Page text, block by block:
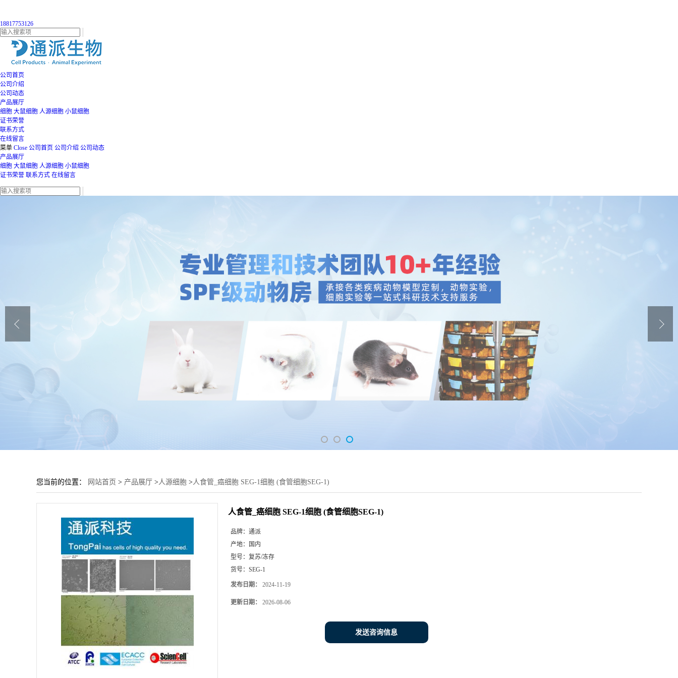
18817753126
公司首页
公司介绍
公司动态
产品展厅
细胞 大鼠细胞 人源细胞 小鼠细胞
证书荣誉
联系方式
在线留言
菜单 Close 公司首页 公司介绍 公司动态
产品展厅
细胞 大鼠细胞 人源细胞 小鼠细胞
证书荣誉 联系方式 在线留言
您当前的位置： 网站首页 > 产品展厅 >人源细胞 >人食管_癌细胞 SEG-1细胞 (食管细胞SEG-1)
人食管_癌细胞 SEG-1细胞 (食管细胞SEG-1)
品牌： 通派
产地：
国内
型号： 复苏/冻存
货号： SEG-1
发布日期： 2024-11-19
更新日期： 2026-08-06
发送咨询信息